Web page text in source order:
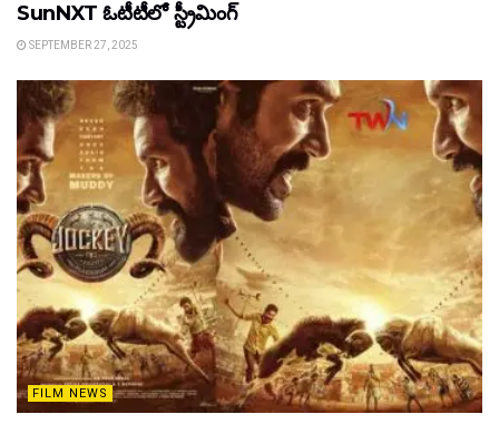
SunNXT ఓటీటీలో స్ట్రీమింగ్
SEPTEMBER 27, 2025
FILM NEWS